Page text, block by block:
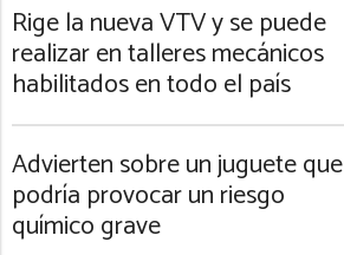
Rige la nueva VTV y se puede
realizar en talleres mecánicos
habilitados en todo el país
Advierten sobre un juguete que
podría provocar un riesgo
químico grave